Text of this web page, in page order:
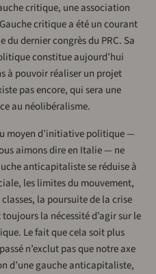
critique, une association
critique a été un courant
dernier congrès du PRC. Sa
constitue aujourd’hui
à pouvoir réaliser un projet
pas encore, qui sera une
au néolibéralisme.
moyen d’initiative politique —
aimons dire en Italie — ne
anticapitaliste se réduise à
les limites du mouvement,
la poursuite de la crise
la nécessité d’agir sur le
Le fait que cela soit plus
n’exclut pas que notre axe
d’une gauche anticapitaliste,